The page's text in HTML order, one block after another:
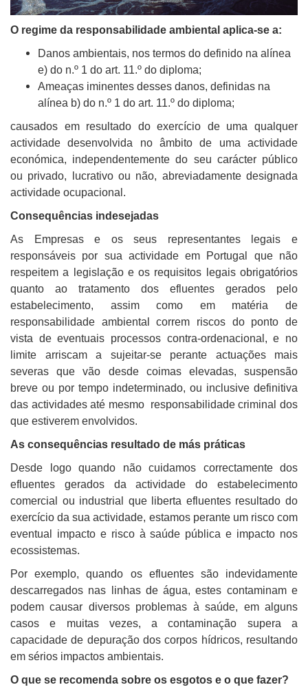
O regime da responsabilidade ambiental aplica-se a:
Danos ambientais, nos termos do definido na alínea
e) do n.º 1 do art. 11.º do diploma;
Ameaças iminentes desses danos, definidas na
alínea b) do n.º 1 do art. 11.º do diploma;
causados em resultado do exercício de uma qualquer
actividade desenvolvida no âmbito de uma actividade
económica, independentemente do seu carácter público
ou privado, lucrativo ou não, abreviadamente designada
actividade ocupacional.
Consequências indesejadas
As Empresas e os seus representantes legais e
responsáveis por sua actividade em Portugal que não
respeitem a legislação e os requisitos legais obrigatórios
quanto ao tratamento dos efluentes gerados pelo
estabelecimento, assim como em matéria de
responsabilidade ambiental correm riscos do ponto de
vista de eventuais processos contra-ordenacional, e no
limite arriscam a sujeitar-se perante actuações mais
severas que vão desde coimas elevadas, suspensão
breve ou por tempo indeterminado, ou inclusive definitiva
das actividades até mesmo responsabilidade criminal dos
que estiverem envolvidos.
As consequências resultado de más práticas
Desde logo quando não cuidamos correctamente dos
efluentes gerados da actividade do estabelecimento
comercial ou industrial que liberta efluentes resultado do
exercício da sua actividade, estamos perante um risco com
eventual impacto e risco à saúde pública e impacto nos
ecossistemas.
Por exemplo, quando os efluentes são indevidamente
descarregados nas linhas de água, estes contaminam e
podem causar diversos problemas à saúde, em alguns
casos e muitas vezes, a contaminação supera a
capacidade de depuração dos corpos hídricos, resultando
em sérios impactos ambientais.
O que se recomenda sobre os esgotos e o que fazer?